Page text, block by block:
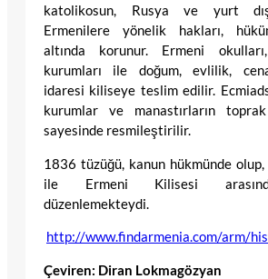
katolikosun, Rusya ve yurt
Ermenilere yönelik hakları,
altında korunur. Ermeni
kurumları ile doğum, evlilik,
idaresi kiliseye teslim edilir.
kurumlar ve manastırların
sayesinde resmileştirilir.
1836 tüzüğü, kanun hükmünde
ile Ermeni Kilisesi
düzenlemekteydi.
http://www.findarmenia.com/arm/
Çeviren: Diran Lokmagözyan